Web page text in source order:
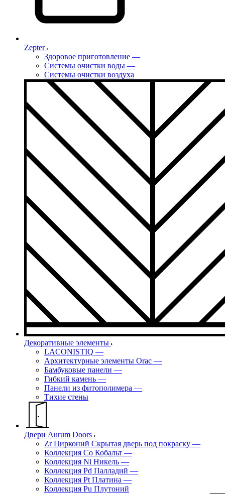
Zepter
Здоровое приготовление —
Системы очистки воды —
Системы очистки воздуха
Декоративные элементы
LACONISTIQ —
Архитектурные элементы Orac —
Бамбуковые панели —
Гибкий камень —
Панели из фитополимера —
Тихие стены
Двери Aurum Doors
Zr Цирконий Скрытая дверь под покраску —
Коллекция Co Кобальт —
Коллекция Ni Никель —
Коллекция Pd Палладий —
Коллекция Pt Платина —
Коллекция Pu Плутоний